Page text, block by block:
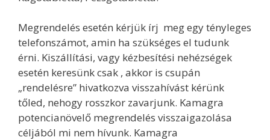
Megrendelés esetén kérjük írj meg egy tényleges
telefonszámot, amin ha szükséges el tudunk
érni. Kiszállítási, vagy kézbesítési nehézségek
esetén keresünk csak , akkor is csupán
„rendelésre” hivatkozva visszahívást kérünk
tőled, nehogy rosszkor zavarjunk. Kamagra
potencianövelő megrendelés visszaigazolása
céljából mi nem hívunk. Kamagra